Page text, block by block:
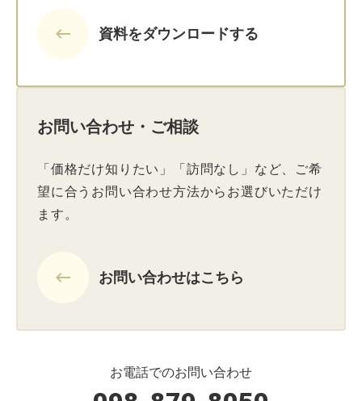
keyboard_backspace 資料をダウンロードする
お問い合わせ・ご相談
「価格だけ知りたい」「訪問なし」など、ご希
望に合うお問い合わせ方法からお選びいただけ
ます。
keyboard_backspace お問い合わせはこちら
お電話でのお問い合わせ